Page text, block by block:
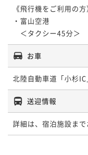
《飛行機をご利用の方
・富山空港
＜タクシー45分＞
お車
北陸自動車道「小杉
送迎情報
詳細は、宿泊施設まで